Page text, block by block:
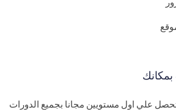
علي اول مستويين مجانا بجميع الدورات